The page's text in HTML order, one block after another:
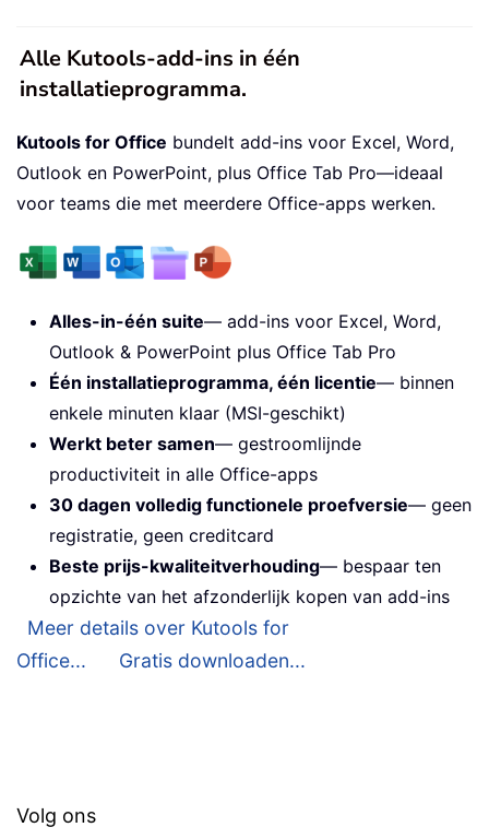
Alle Kutools-add-ins in één
installatieprogramma.
Kutools for Office bundelt add-ins voor Excel, Word,
Outlook en PowerPoint, plus Office Tab Pro—ideaal
voor teams die met meerdere Office-apps werken.
Alles-in-één suite— add-ins voor Excel, Word,
Outlook & PowerPoint plus Office Tab Pro
Één installatieprogramma, één licentie— binnen
enkele minuten klaar (MSI-geschikt)
Werkt beter samen— gestroomlijnde
productiviteit in alle Office-apps
30 dagen volledig functionele proefversie— geen
registratie, geen creditcard
Beste prijs-kwaliteitverhouding— bespaar ten
opzichte van het afzonderlijk kopen van add-ins
Meer details over Kutools for
Office...
Gratis downloaden...
Volg ons